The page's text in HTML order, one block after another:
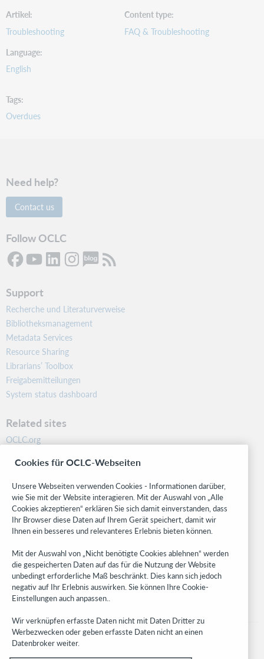
Artikel
Troubleshooting
Content type
FAQ & Troubleshooting
Language
English
Tags
Overdues
Need help?
Contact us
Follow OCLC
Support
Recherche und Literaturverweise
Bibliotheksmanagement
Metadata Services
Resource Sharing
Librarians’ Toolbox
Freigabemitteilungen
System status dashboard
Related sites
OCLC.org
Community
Research
WebJunction
Developer Network
Stay in the know.
Get the latest product updates, research, events, and much more—
right to your inbox.
Subscribe now
Cookies für OCLC-Webseiten
Unsere Webseiten verwenden Cookies - Informationen darüber,
wie Sie mit der Website interagieren. Mit der Auswahl von „Alle
Cookies akzeptieren“ erklären Sie sich damit einverstanden, dass
Ihr Browser diese Daten auf Ihrem Gerät speichert, damit wir
Ihnen ein besseres und relevanteres Erlebnis bieten können.
Mit der Auswahl von „Nicht benötigte Cookies ablehnen“ werden
die gespeicherten Daten auf das für die Nutzung der Website
unbedingt erforderliche Maß beschränkt. Dies kann sich jedoch
negativ auf Ihr Erlebnis auswirken. Sie können Ihre Cookie-
Einstellungen auch anpassen..
Wir verknüpfen erfasste Daten nicht mit Daten Dritter zu
Werbezwecken oder geben erfasste Daten nicht an einen
Datenbroker weiter.